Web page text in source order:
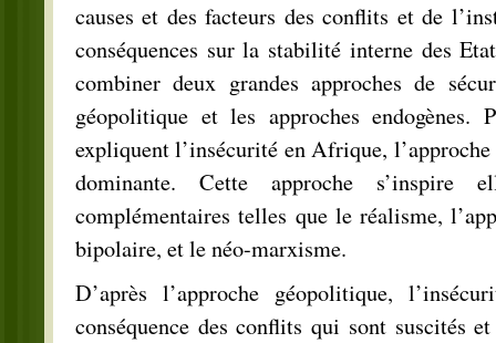
causes et des facteurs des conflits et de
conséquences sur la stabilité interne des
combiner deux grandes approches de
géopolitique et les approches endogènes.
expliquent l’insécurité en Afrique,
dominante. Cette approche s’inspire
complémentaires telles que le réalisme,
bipolaire, et le néo-marxisme.
D’après l’approche géopolitique,
conséquence des conflits qui sont suscités